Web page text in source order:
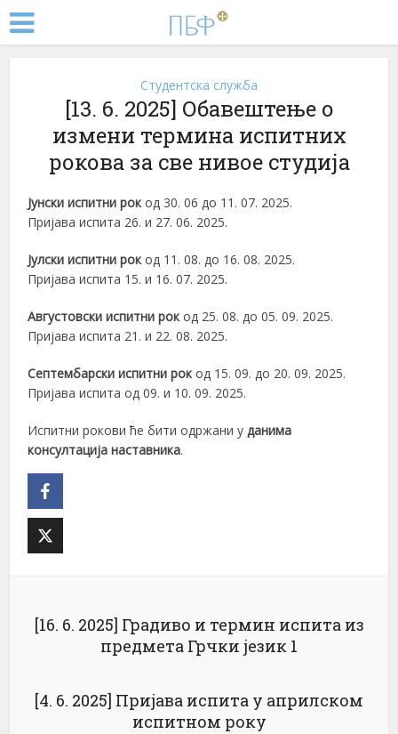
Студентска служба
[13. 6. 2025] Обавештење о
измени термина испитних
рокова за све нивое студијa
Јунски испитни рокод 30. 06 до 11. 07. 2025.
Пријава испита 26. и 27. 06. 2025.
Јулски испитни рокод 11. 08. до 16. 08. 2025.
Пријава испита 15. и 16. 07. 2025.
Августовски испитни рокод 25. 08. до 05. 09. 2025.
Пријава испита 21. и 22. 08. 2025.
Септембарски испитни рокод 15. 09. до 20. 09. 2025.
Пријава испита од 09. и 10. 09. 2025.
Испитни рокови ће бити одржани уданима
консултација наставника.
[16. 6. 2025] Градиво и термин испита из
предмета Грчки језик 1
[4. 6. 2025] Пријава испита у априлском
испитном року